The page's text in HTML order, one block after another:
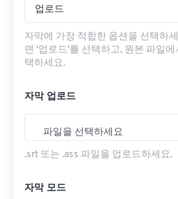
업로드
자막에 가장 적합한 옵션을 선택하
면 '업로드'를 선택하고, 원본 파일
택하세요.
자막 업로드
파일을 선택하세요
.srt 또는 .ass 파일을 업로드하세요.
자막 모드